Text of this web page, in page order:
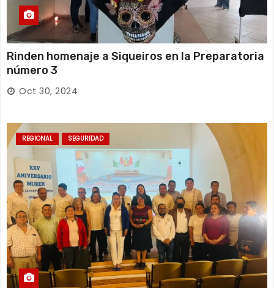
Rinden homenaje a Siqueiros en la Preparatoria
número 3
Oct 30, 2024
REGIONAL SEGURIDAD